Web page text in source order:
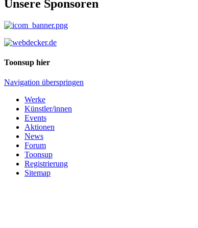
Unsere Sponsoren
Toonsup hier
Navigation überspringen
Werke
Künstler/innen
Events
Aktionen
News
Forum
Toonsup
Registrierung
Sitemap